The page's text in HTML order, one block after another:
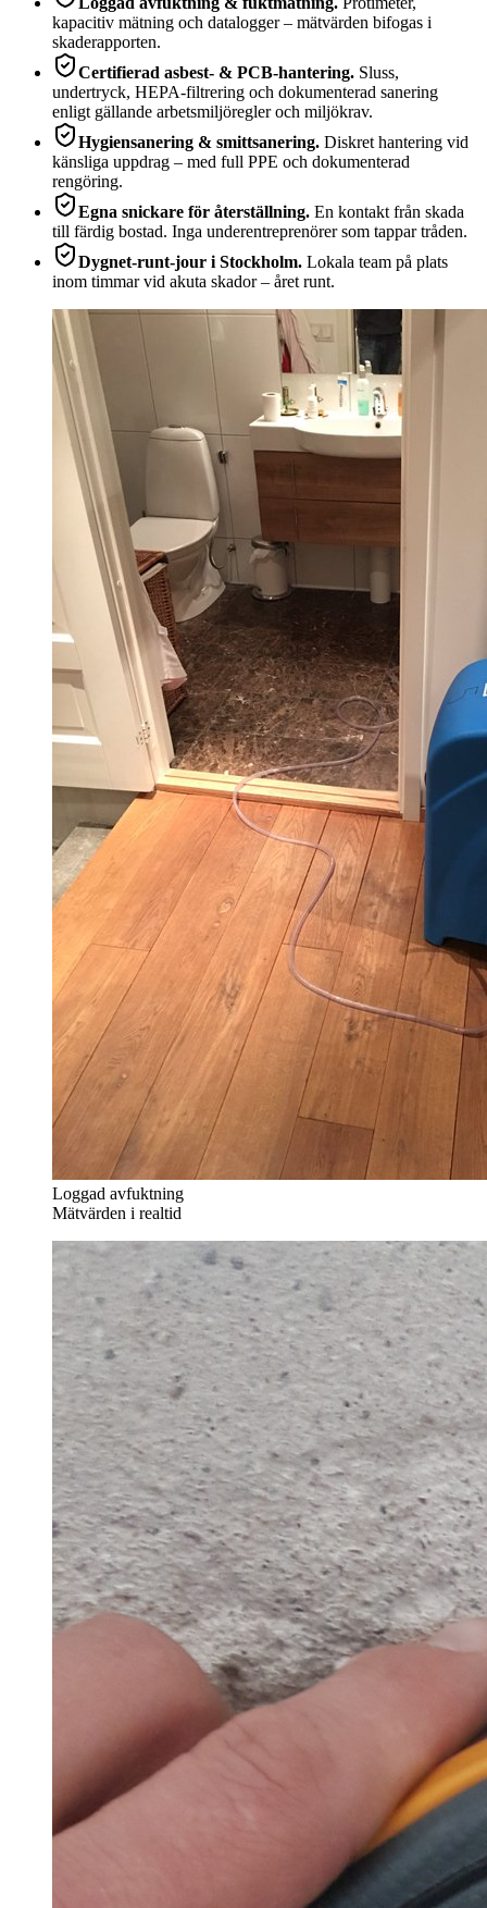
kapacitiv mätning och datalogger – mätvärden bifogas i
skaderapporten.
Certifierad asbest- & PCB-hantering. Sluss,
undertryck, HEPA-filtrering och dokumenterad sanering
enligt gällande arbetsmiljöregler och miljökrav.
Hygiensanering & smittsanering. Diskret hantering vid
känsliga uppdrag – med full PPE och dokumenterad
rengöring.
Egna snickare för återställning. En kontakt från skada
till färdig bostad. Inga underentreprenörer som tappar tråden.
Dygnet-runt-jour i Stockholm. Lokala team på plats
inom timmar vid akuta skador – året runt.
Loggad avfuktning
Mätvärden i realtid